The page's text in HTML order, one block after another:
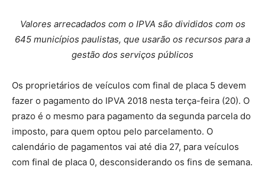
Valores arrecadados com o IPVA são divididos com os
645 municípios paulistas, que usarão os recursos para a
gestão dos serviços públicos
Os proprietários de veículos com final de placa 5 devem
fazer o pagamento do IPVA 2018 nesta terça-feira (20). O
prazo é o mesmo para pagamento da segunda parcela do
imposto, para quem optou pelo parcelamento. O
calendário de pagamentos vai até dia 27, para veículos
com final de placa 0, desconsiderando os fins de semana.